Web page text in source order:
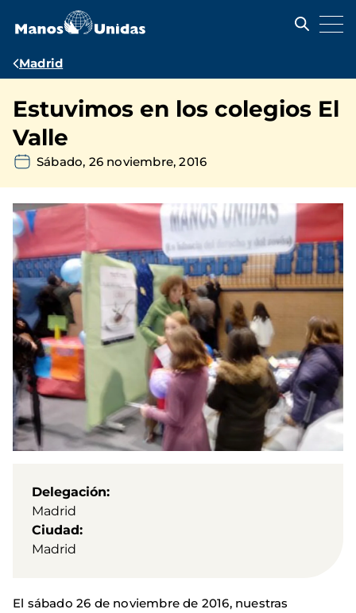
contenido
Ruta
navegación
Madrid
Estuvimos en los colegios El
Valle
Sábado, 26 noviembre, 2016
Delegación
Madrid
Ciudad
Madrid
El sábado 26 de noviembre de 2016, nuestras